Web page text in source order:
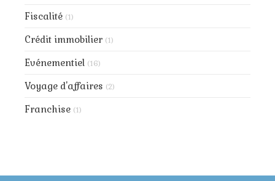
Fiscalité (1)
Crédit immobilier (1)
Evénementiel (16)
Voyage d'affaires (2)
Franchise (1)